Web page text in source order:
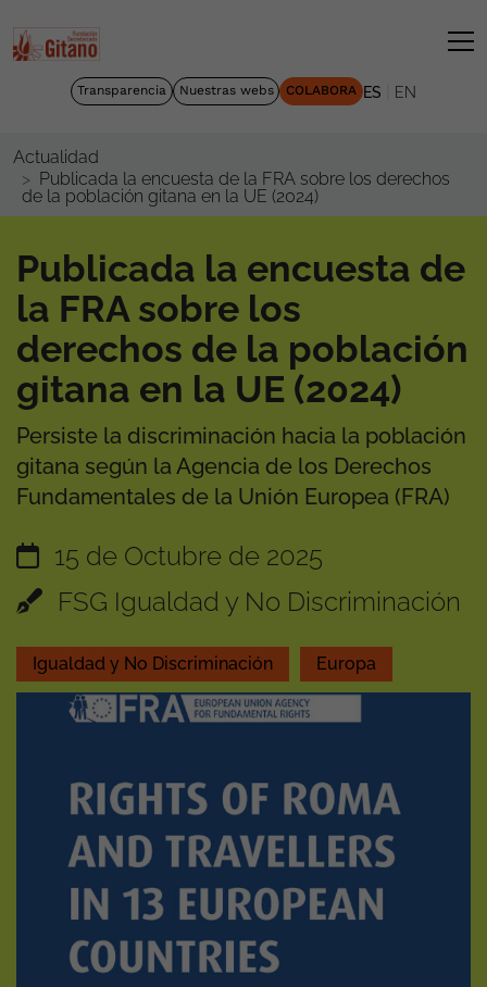
Transparencia Nuestras webs COLABORA ES EN
Actualidad
Publicada la encuesta de la FRA sobre los derechos
de la población gitana en la UE (2024)
Publicada la encuesta de
la FRA sobre los
derechos de la población
gitana en la UE (2024)
Persiste la discriminación hacia la población
gitana según la Agencia de los Derechos
Fundamentales de la Unión Europea (FRA)
15 de Octubre de 2025
FSG Igualdad y No Discriminación
Igualdad y No Discriminación Europa